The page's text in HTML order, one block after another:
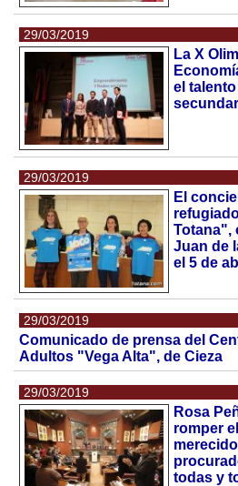
29/03/2019
La X
el
29/03/2019
El
Totana",
Juan de
el 5 de
29/03/2019
Comunicado de prensa del
Adultos "Vega Alta", de Cieza
29/03/2019
Rosa
romper
todas y